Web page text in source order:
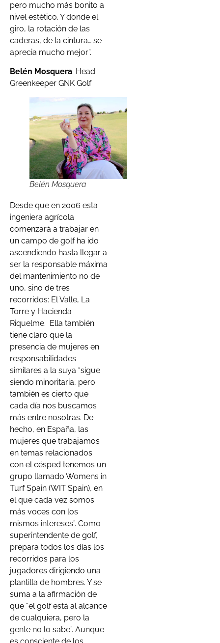
pero mucho más bonito a
nivel estético. Y donde el
giro, la rotación de las
caderas, de la cintura… se
aprecia mucho mejor”.
Belén Mosquera. Head
Greenkeeper GNK Golf
Belén Mosquera
Desde que en 2006 esta
ingeniera agrícola
comenzará a trabajar en
un campo de golf ha ido
ascendiendo hasta llegar a
ser la responsable máxima
del mantenimiento no de
uno, sino de tres
recorridos: El Valle, La
Torre y Hacienda
Riquelme. Ella también
tiene claro que la
presencia de mujeres en
responsabilidades
similares a la suya “sigue
siendo minoritaria, pero
también es cierto que
cada día nos buscamos
más entre nosotras. De
hecho, en España, las
mujeres que trabajamos
en temas relacionados
con el césped tenemos un
grupo llamado Womens in
Turf Spain (WIT Spain), en
el que cada vez somos
más voces con los
mismos intereses”. Como
superintendente de golf,
prepara todos los días los
recorridos para los
jugadores dirigiendo una
plantilla de hombres. Y se
suma a la afirmación de
que “el golf está al alcance
de cualquiera, pero la
gente no lo sabe”. Aunque
es consciente de los